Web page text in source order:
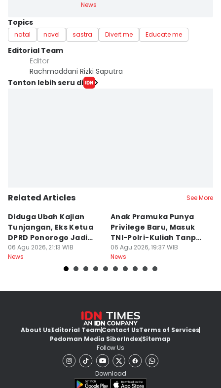
News
Topics
natal novel sastra Divert me Educate me
Editorial Team
Editor
Rachmaddani Rizki Saputra
Tonton lebih seru di
Related Articles See More
Diduga Ubah Kajian
Tunjangan, Eks Ketua
DPRD Ponorogo Jadi
Tersangka
06 Agu 2026, 21:13 WIB
News
Anak Pramuka Punya
Privilege Baru, Masuk
TNI-Polri-Kuliah Tanpa
Tes
06 Agu 2026, 19:37 WIB
News
About UsEditorial TeamContact UsTerms of Services
Pedoman Media SiberIndexSitemap
Follow Us
Download